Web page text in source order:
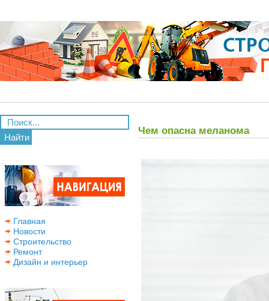
Найти
Главная
Новости
Строительство
Ремонт
Дизайн и интерьер
Чем опасна меланома